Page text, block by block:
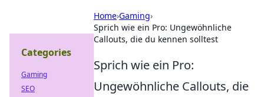
Home›Gaming›
Sprich wie ein Pro: Ungewöhnliche
Callouts, die du kennen solltest
Sprich wie ein Pro:
Ungewöhnliche Callouts, die
Categories
Gaming
SEO